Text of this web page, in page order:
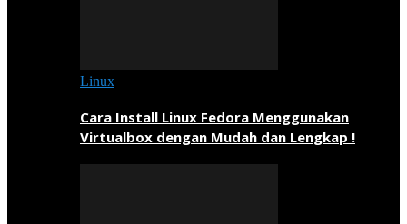
Linux
Cara Install Linux Fedora Menggunakan
Virtualbox dengan Mudah dan Lengkap !